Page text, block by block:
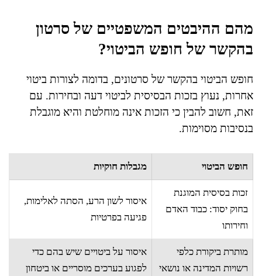
מהם ההיבטים המשפטיים של סרטון
בהקשר של חופש הביטוי?
חופש הביטוי בהקשר של סרטונים, בדומה לצורות ביטוי
אחרות, נעוץ בזכות הבסיסית לביטוי דעה ובחירות. עם
זאת, חשוב להבין כי הזכות אינה מוחלטת והיא מוגבלת
בנסיבות מסוימות.
חופש הביטוי מגבלות חוקיות
זכות בסיסית המוגנת
בחוק יסוד: כבוד האדם
וחירותו
איסור לשון הרע, הסתה לאלימות,
פגיעה בפרטיות
מותרת ביקורת כלפי
רשויות המדינה או נושאי
איסור על ביטויים שיש בהם כדי
לפגוע בערכים מוסריים או ביטחון